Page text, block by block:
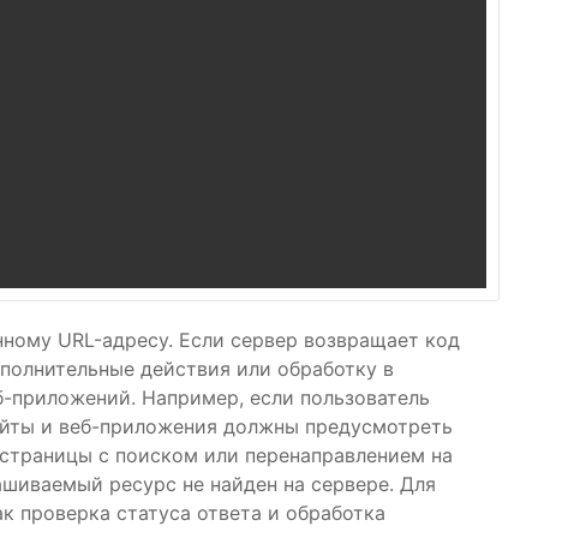
URL-адресу. Если сервер возвращает код
действия или обработку в
Например, если пользователь
и веб-приложения должны предусмотреть
с поиском или перенаправлением на
ресурс не найден на сервере. Для
статуса ответа и обработка